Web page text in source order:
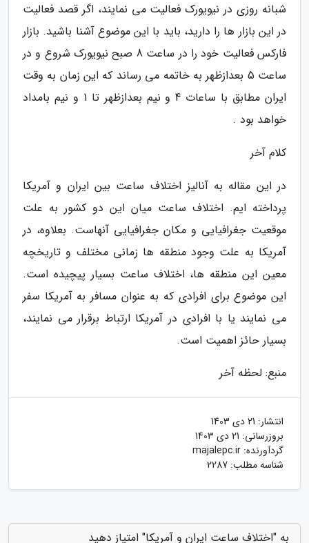
شبانه روزی در نیویورک فعالیت می نمایند، اگر قصد فعالیت
در این بازار ها را دارید، باید با این موضوع آشنا باشید. بازار
فارکس فعالیت خود را در ساعت 8 صبح نیویورک شروع و در
ساعت 5 بعدازظهر به خاتمه می رساند که این زمان به وقت
ایران مطابق با ساعات 4 و نیم بعدازظهر تا 1 و نیم بامداد
خواهد بود .
کلام آخر
در این مقاله به آنالیز اختلاف ساعت بین ایران و آمریکا
پرداخته ایم. اختلاف ساعت میان این دو کشور به علت
موقعیت جغرافیایی و مکان جغرافیایی آنهاست. بعلاوه، در
آمریکا به علت وجود منطقه ها زمانی مختلف و تاریخچه
معین این منطقه ها، اختلاف ساعت بسیار پیچیده است.
این موضوع برای افرادی که به عنوان مسافر به آمریکا سفر
می نمایند یا با افرادی در آمریکا ارتباط برقرار می نمایند،
بسیار حائز اهمیت است.
منبع: لحظه آخر
انتشار: 21 دی 1403
بروزرسانی: 21 دی 1403
گردآورنده: majalepc.ir
شناسه مطلب: 2287
به "اختلاف ساعت ایران و آمریکا" امتیاز دهید